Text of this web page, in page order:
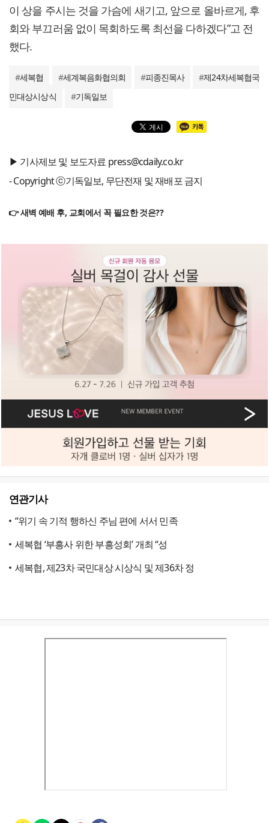
이 상을 주시는 것을 가슴에 새기고, 앞으로 올바르게, 후
회와 부끄러움 없이 목회하도록 최선을 다하겠다”고 전
했다.
#세복협 #세계복음화협의회 #피종진목사 #제24차세복협국
민대상시상식
#기독일보
▶ 기사제보 및 보도자료 press@cdaily.co.kr
- Copyright ⓒ기독일보, 무단전재 및 재배포 금지
👉 새벽 예배 후, 교회에서 꼭 필요한 것은??
연관기사
“위기 속 기적 행하신 주님 편에 서서 민족
세복협 ‘부흥사 위한 부흥성회’ 개최 “성
세복협, 제23차 국민대상 시상식 및 제36차 정